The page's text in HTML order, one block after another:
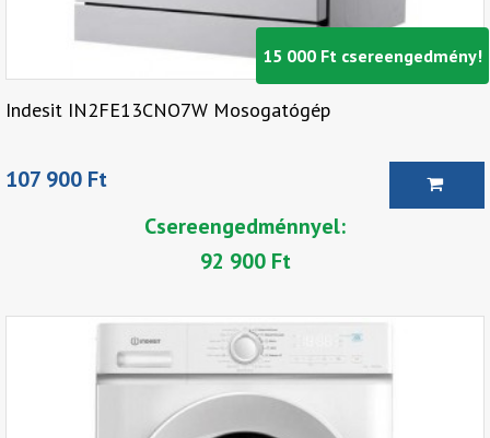
15 000 Ft csereengedmény!
Indesit IN2FE13CNO7W Mosogatógép
107 900 Ft
Csereengedménnyel:
92 900 Ft